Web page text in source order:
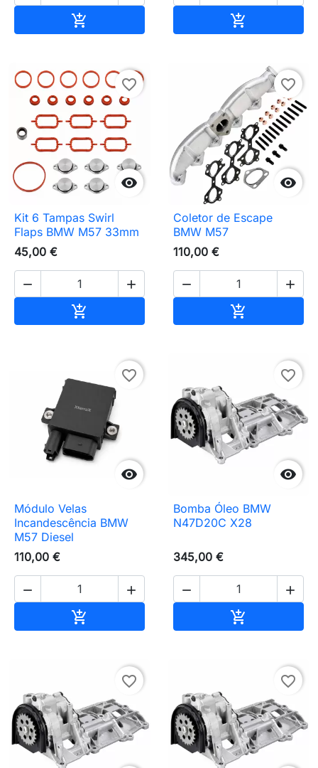
 

favorite_border
Kit 6 Tampas Swirl
Flaps BMW M57 33mm
45,00 €
 


favorite_border
Coletor de Escape
BMW M57
110,00 €
 


favorite_border
Módulo Velas
Incandescência BMW
M57 Diesel
110,00 €
 


favorite_border
Bomba Óleo BMW
N47D20C X28
345,00 €
 

favorite_border favorite_border